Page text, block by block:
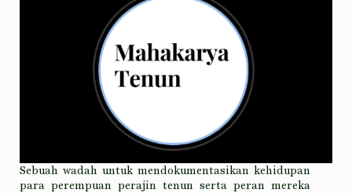
Sebuah wadah untuk mendokumentasikan kehidupan
para perempuan perajin tenun serta peran mereka